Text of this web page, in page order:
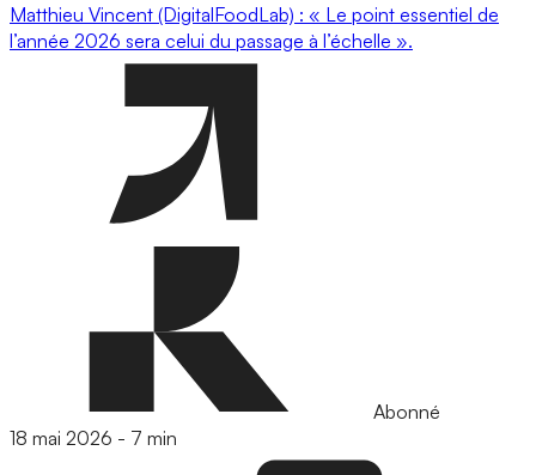
Matthieu Vincent (DigitalFoodLab) : « Le point essentiel de
l’année 2026 sera celui du passage à l’échelle ».
Abonné
18 mai 2026 - 7 min